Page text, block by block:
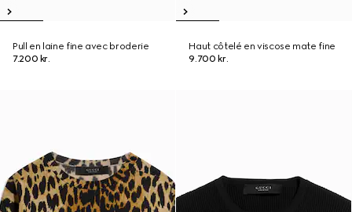
Pull en laine fine avec broderie
7.200 kr.
Haut côtelé en viscose mate fine
9.700 kr.